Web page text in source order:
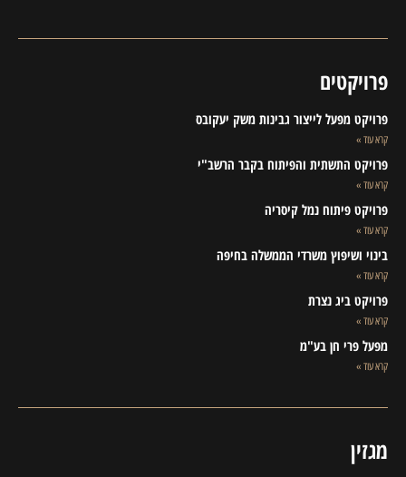
פרויקטים
פרויקט מפעל לייצור גבינות משק יעקובס
קרא עוד »
פרויקט התשתית והפיתוח בקבר הרשב"י
קרא עוד »
פרויקט פיתוח נמל קיסריה
קרא עוד »
בינוי ושיפוץ משרדי הממשלה בחיפה
קרא עוד »
פרויקט ביג נצרת
קרא עוד »
מפעל פרי חן בע"מ
קרא עוד »
מגזין